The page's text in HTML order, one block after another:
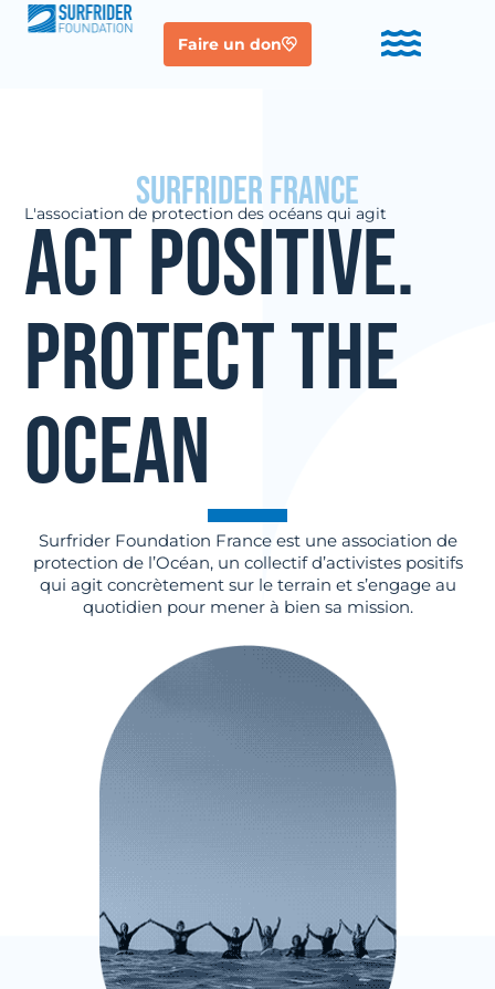
Faire un don
Surfrider France
L'association de protection des océans qui agit
Act positive.
Protect the
ocean
Surfrider Foundation France est une association de
protection de l’Océan, un collectif d’activistes positifs
qui agit concrètement sur le terrain et s’engage au
quotidien pour mener à bien sa mission.